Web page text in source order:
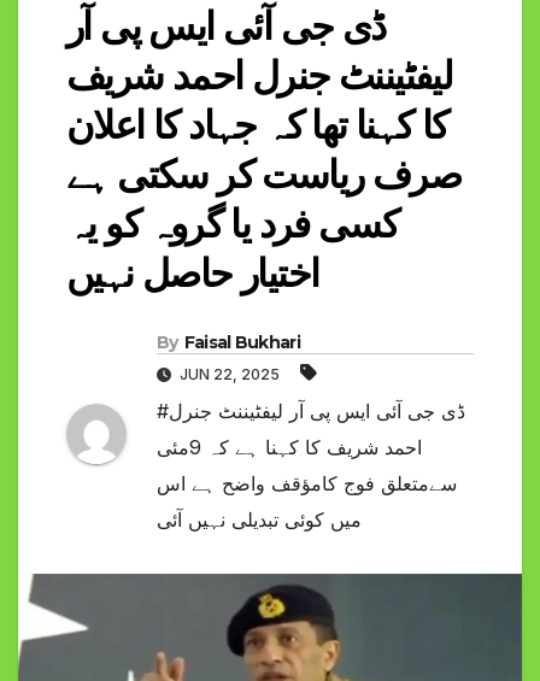
ڈی جی آئی ایس پی آر
لیفٹیننٹ جنرل احمد شریف
کا کہنا تھا کہ جہاد کا اعلان
صرف ریاست کر سکتی ہے
کسی فرد یا گروہ کو یہ
اختیار حاصل نہیں
By Faisal Bukhari
JUN 22, 2025
#ڈی جی آئی ایس پی آر لیفٹیننٹ جنرل
احمد شریف کا کہنا ہے کہ 9مئی
سےمتعلق فوج کامؤقف واضح ہے اس
میں کوئی تبدیلی نہیں آئی